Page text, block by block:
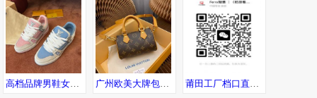
高档品牌男鞋女鞋新款广州工厂直销 支持退换 代发包邮 诚招代理 广州欧美大牌包包 工厂高品质货源直销 一件直发可邮全球 莆田工厂档口直销品牌运动潮鞋、潮服等 支持一件发货 提供精修实拍